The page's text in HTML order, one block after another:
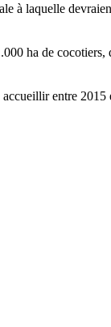
à laquelle
ha de
entre